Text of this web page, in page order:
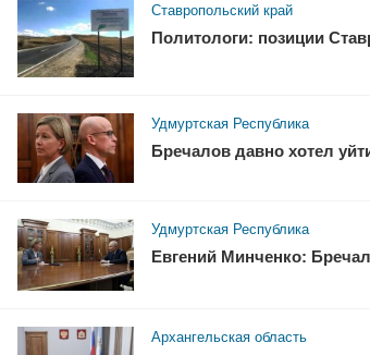
Ставропольский край
Политологи: позиции
Удмуртская Республика
Бречалов давно хотел
Удмуртская Республика
Евгений Минченко:
Архангельская область